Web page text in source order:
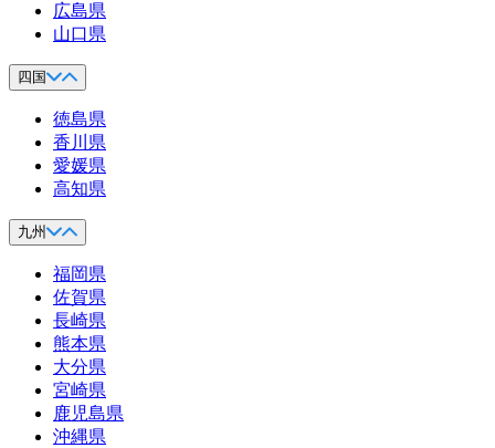
広島県
山口県
四国
徳島県
香川県
愛媛県
高知県
九州
福岡県
佐賀県
長崎県
熊本県
大分県
宮崎県
鹿児島県
沖縄県